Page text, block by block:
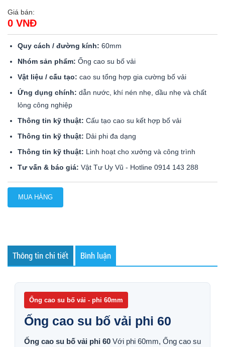
Giá bán:
0 VNĐ
Quy cách / đường kính: 60mm
Nhóm sản phẩm: Ống cao su bố vải
Vật liệu / cấu tạo: cao su tổng hợp gia cường bố vải
Ứng dụng chính: dẫn nước, khí nén nhẹ, dầu nhẹ và chất
lỏng công nghiệp
Thông tin kỹ thuật: Cấu tạo cao su kết hợp bố vải
Thông tin kỹ thuật: Dải phi đa dạng
Thông tin kỹ thuật: Linh hoạt cho xưởng và công trình
Tư vấn & báo giá: Vật Tư Uy Vũ - Hotline 0914 143 288
MUA HÀNG
Thông tin chi tiết Bình luận
Ống cao su bố vải - phi 60mm
Ống cao su bố vải phi 60
Ống cao su bố vải phi 60 Với phi 60mm, Ống cao su